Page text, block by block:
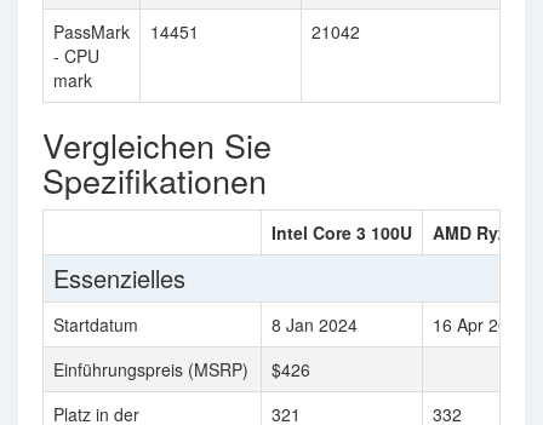
PassMark
- CPU
mark
14451 21042
Vergleichen Sie
Spezifikationen
Intel Core 3 100U AMD Ryzen
Essenzielles
Startdatum 8 Jan 2024
16 Apr 2024
Einführungspreis (MSRP)
$426
Platz in der
321 332